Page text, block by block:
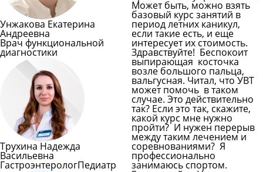
Унжакова Екатерина
Андреевна
Врач функциональной
диагностики
Трухина Надежда
Васильевна
ГастроэнтерологПедиатр
Может быть, можно взять
базовый курс занятий в
период летних каникул,
если такие есть, и еще
интересует их стоимость.
Здравствуйте! Беспокоит
выпирающая косточка
возле большого пальца,
вальгусная. Читал, что УВТ
может помочь в таком
случае. Это действительно
так? Если это так, скажите,
какой курс мне нужно
пройти? И нужен перерыв
между таким лечением и
соревнованиями? Я
профессионально
занимаюсь спортом.